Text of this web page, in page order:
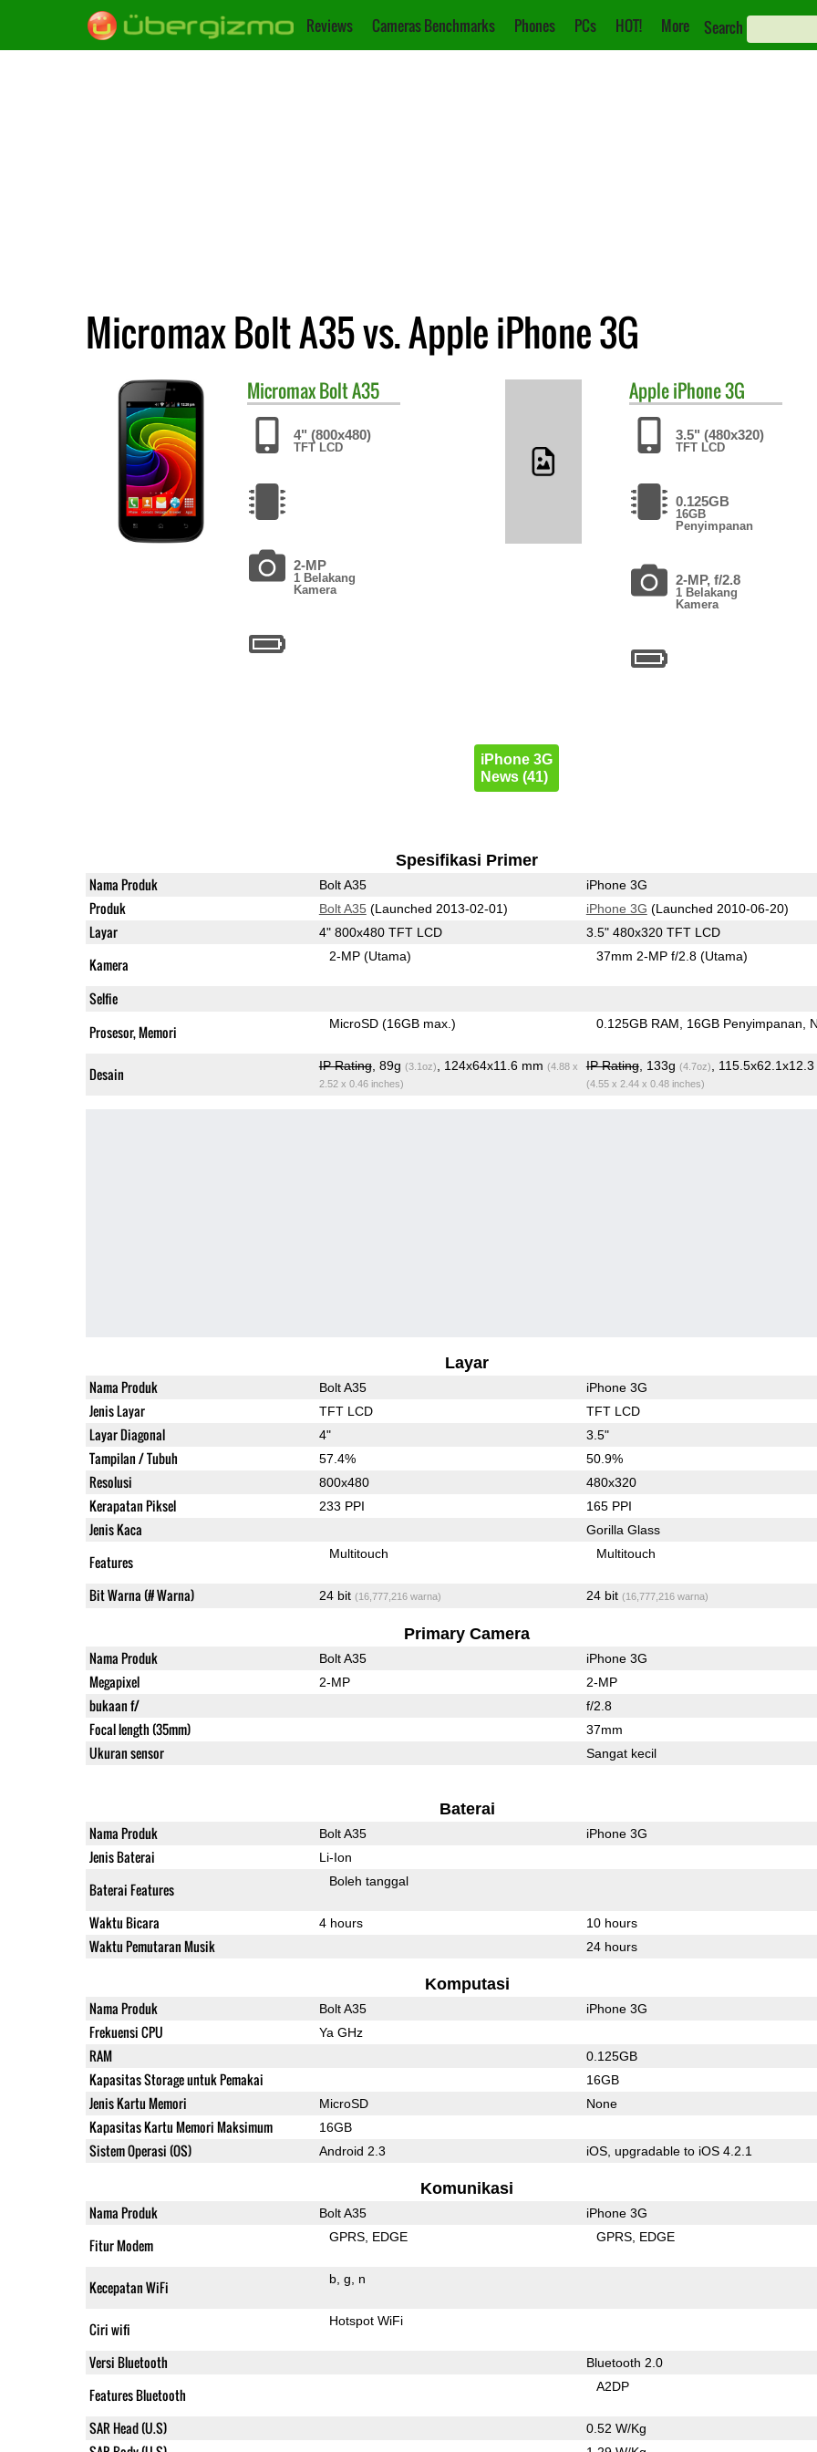
Reviews Cameras Benchmarks Phones PCs HOT! More Search
Micromax Bolt A35 vs. Apple iPhone 3G
MicromaxBolt A35
4" (800x480)
TFT LCD
2-MP
1 Belakang
Kamera
AppleiPhone 3G
3.5" (480x320)
TFT LCD
0.125GB
16GB
Penyimpanan
2-MP, f/2.8
1 Belakang
Kamera
iPhone 3G
News (41)
Spesifikasi Primer
Nama Produk Bolt A35 iPhone 3G
Produk Bolt A35 (Launched 2013-02-01) iPhone 3G (Launched 2010-06-20)
Layar 4" 800x480 TFT LCD 3.5" 480x320 TFT LCD
Kamera 2-MP(Utama) 37mm 2-MP f/2.8(Utama)
Selfie
Prosesor, Memori
MicroSD (16GB max.) 0.125GB RAM 16GB Penyimpanan
Desain IP Rating, 89g (3.1oz) , 124x64x11.6 mm (4.88 x
2.52 x 0.46 inches)
IP Rating, 133g (4.7oz) ,
(4.55 x 2.44 x 0.48 inches)
Layar
Nama Produk Bolt A35 iPhone 3G
Jenis Layar TFT LCD TFT LCD
Layar Diagonal 4" 3.5"
Tampilan / Tubuh 57.4% 50.9%
Resolusi 800x480 480x320
Kerapatan Piksel 233 PPI 165 PPI
Jenis Kaca Gorilla Glass
Features Multitouch Multitouch
Bit Warna (# Warna) 24 bit (16,777,216 warna) 24 bit (16,777,216 warna)
Primary Camera
Nama Produk Bolt A35 iPhone 3G
Megapixel 2-MP 2-MP
bukaan f/ f/2.8
Focal length (35mm) 37mm
Ukuran sensor Sangat kecil
Baterai
Nama Produk Bolt A35 iPhone 3G
Jenis Baterai Li-Ion
Baterai Features Boleh tanggal
Waktu Bicara 4 hours 10 hours
Waktu Pemutaran Musik 24 hours
Komputasi
Nama Produk Bolt A35 iPhone 3G
Frekuensi CPU Ya GHz
RAM 0.125GB
Kapasitas Storage untuk Pemakai 16GB
Jenis Kartu Memori MicroSD None
Kapasitas Kartu Memori Maksimum 16GB
Sistem Operasi (OS) Android 2.3 iOS, upgradable to iOS 4.2.1
Komunikasi
Nama Produk Bolt A35 iPhone 3G
Fitur Modem GPRS EDGE GPRS EDGE
Kecepatan WiFi b g n
Ciri wifi Hotspot WiFi
Versi Bluetooth Bluetooth 2.0
Features Bluetooth A2DP
SAR Head (U.S) 0.52 W/Kg